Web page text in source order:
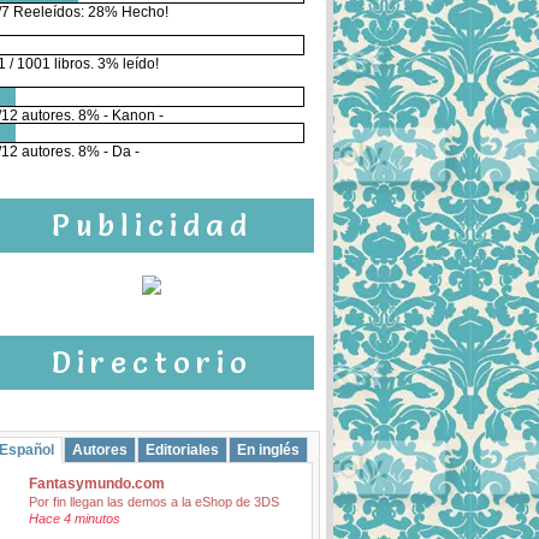
Reeleídos: 28% Hecho!
/ 1001 libros. 3% leído!
12 autores. 8% - Kanon -
12 autores. 8% - Da -
Publicidad
Directorio
Español Autores Editoriales En inglés
Fantasymundo.com
Por fin llegan las demos a la eShop de 3DS
Hace 4 minutos